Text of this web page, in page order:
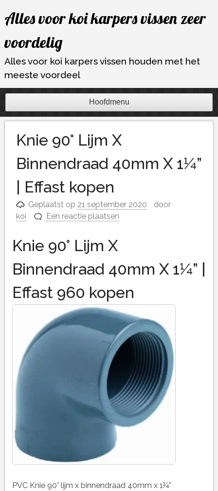
naar
inhoud
Alles voor koi karpers vissen zeer
voordelig
Alles voor koi karpers vissen houden met het
meeste voordeel
Hoofdmenu
Knie 90° Lijm X
Binnendraad 40mm X 1¼”
| Effast kopen
Geplaatst op 21 september 2020
door
koi
Een reactie plaatsen
Knie 90° Lijm X
Binnendraad 40mm X 1¼” |
Effast 960 kopen
PVC Knie 90° lijm x binnendraad 40mm x 1¼”